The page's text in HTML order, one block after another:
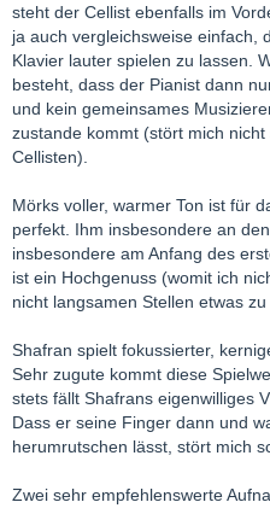
steht der Cellist ebenfalls im
ja auch vergleichsweise einfach,
Klavier lauter spielen zu lassen.
besteht, dass der Pianist dann
und kein gemeinsames
zustande kommt (stört mich nicht
Cellisten).
Mörks voller, warmer Ton ist für
perfekt. Ihm insbesondere an
insbesondere am Anfang des
ist ein Hochgenuss (womit ich
nicht langsamen Stellen etwas zu
Shafran spielt fokussierter,
Sehr zugute kommt diese
stets fällt Shafrans eigenwilliges
Dass er seine Finger dann und
herumrutschen lässt, stört mich
Zwei sehr empfehlenswerte